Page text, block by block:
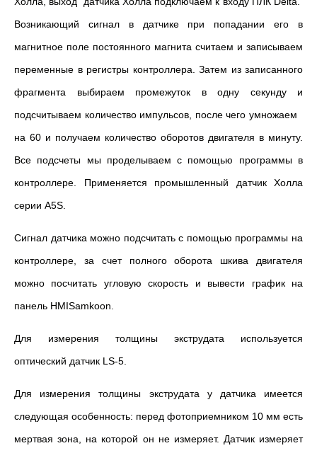
Возникающий сигнал в датчике при попадании его в
магнитное поле постоянного магнита считаем и записываем
переменные в регистры контроллера. Затем из записанного
фрагмента выбираем промежуток в одну секунду и
подсчитываем количество импульсов, после чего умножаем
на 60 и получаем количество оборотов двигателя в минуту.
Все подсчеты мы проделываем с помощью программы в
контроллере. Применяется промышленный датчик Холла
серии A5S.
Сигнал датчика можно подсчитать с помощью программы на
контроллере, за счет полного оборота шкива двигателя
можно посчитать угловую скорость и вывести график на
панель HMISamkoon.
Для измерения толщины экструдата используется
оптический датчик LS-5.
Для измерения толщины экструдата у датчика имеется
следующая особенность: перед фотоприемником 10 мм есть
мертвая зона, на которой он не измеряет. Датчик измеряет